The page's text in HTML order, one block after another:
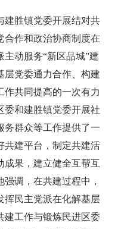
建胜镇党委开展结对共
合作和政治协商制度在
动服务“新区品城”建
层党委通力合作、构建
作共同提高的一次有力
委和建胜镇党委开展社
务群众等工作提供了一
共建平台，制定共建活
成果，建立健全互帮互
调，在共建过程中，
挥民主党派在化解基层
建工作与锻炼民进区委